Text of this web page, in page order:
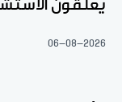
يعلقون
06-08-2026